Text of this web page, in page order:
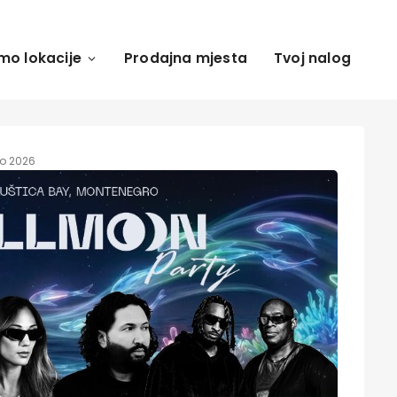
lokacije Prodajna mjesta Tvoj nalog
2026